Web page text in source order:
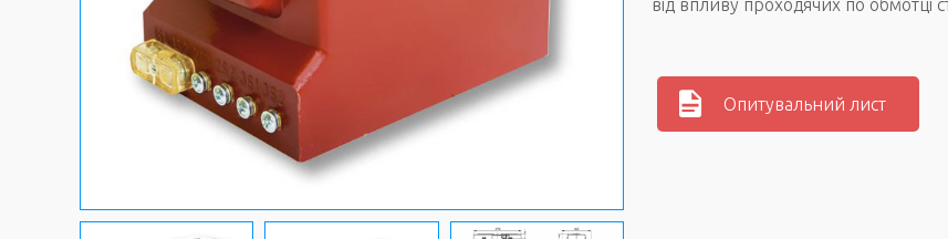
від впливу проходячих по
Опитувальний лист